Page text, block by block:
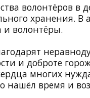
волонтёров в
хранения.
и волонтёры.
и доброте
многих
нашёл время и